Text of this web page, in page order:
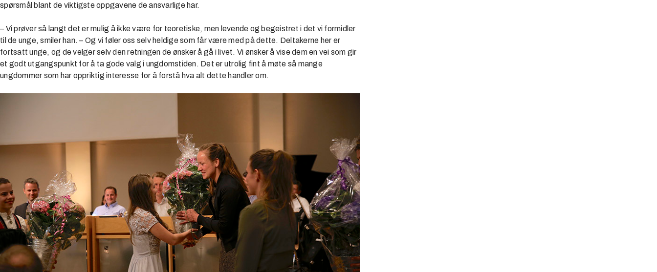
spørsmål blant de viktigste oppgavene de ansvarlige har.
– Vi prøver så langt det er mulig å ikke være for teoretiske, men levende og begeistret i det vi formidler
til de unge, smiler han. – Og vi føler oss selv heldige som får være med på dette. Deltakerne her er
fortsatt unge, og de velger selv den retningen de ønsker å gå i livet. Vi ønsker å vise dem en vei som gir
et godt utgangspunkt for å ta gode valg i ungdomstiden. Det er utrolig fint å møte så mange
ungdommer som har oppriktig interesse for å forstå hva alt dette handler om.